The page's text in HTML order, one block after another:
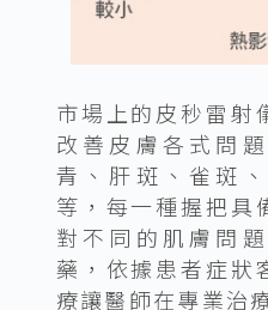
市場上的皮秒雷射
改善皮膚各式問
青、肝斑、雀斑
等，每一種握把具
對不同的肌膚問
藥，依據患者症狀
療讓醫師在專業治